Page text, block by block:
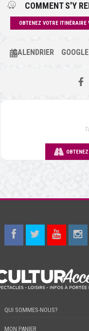
COMMENT S'Y
OBTENEZ VOTRE ITINÉRAIRE
CALENDRIER
QUI SOMMES-NOUS?
MON PANIER